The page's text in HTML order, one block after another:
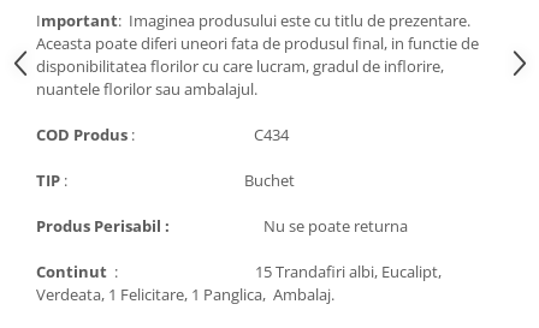
Important: Imaginea produsului este cu titlu de prezentare.
Aceasta poate diferi uneori fata de produsul final, in functie de
disponibilitatea florilor cu care lucram, gradul de inflorire,
nuantele florilor sau ambalajul.
COD Produs : C434
TIP : Buchet
Produs Perisabil : Nu se poate returna
Continut : 15 Trandafiri albi, Eucalipt,
Verdeata, 1 Felicitare, 1 Panglica, Ambalaj.